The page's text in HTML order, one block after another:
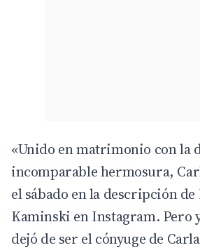
«Unido en matrimonio con la
incomparable hermosura,
el sábado en la descripción de
Kaminski en Instagram. Pero
dejó de ser el cónyuge de